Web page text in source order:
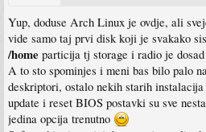
Yup, doduse Arch Linux je ovdje, ali
vide samo taj prvi disk koji je svakako
/home particija tj storage i radio je
A to sto spominjes i meni bas bilo palo
deskriptori, ostalo nekih starih
update i reset BIOS postavki su sve
jedina opcija trenutno